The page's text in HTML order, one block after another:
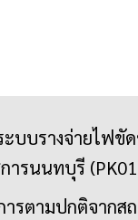
บบรางจ่ายไฟขั
ารนนทบุรี
รตามปกติจากส